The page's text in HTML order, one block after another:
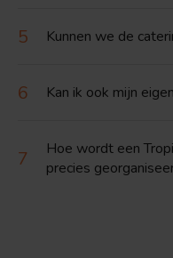
Kunnen we de
Kan ik ook mijn
Hoe wordt een
precies